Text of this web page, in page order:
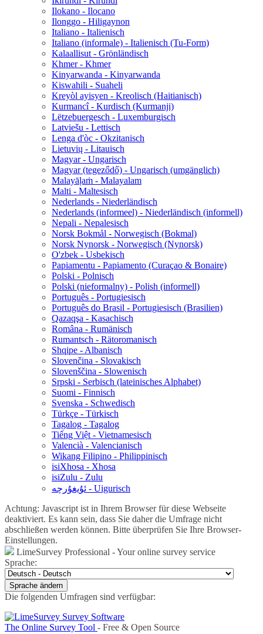
Ilokano - Ilocano
Ilonggo - Hiligaynon
Italiano - Italienisch
Italiano (informale) - Italienisch (Tu-Form)
Kalaallisut - Grönländisch
Khmer - Khmer
Kinyarwanda - Kinyarwanda
Kiswahili - Suaheli
Kreyòl ayisyen - Kreolisch (Haitianisch)
Kurmancî - Kurdisch (Kurmanji)
Lëtzebuergesch - Luxemburgisch
Latviešu - Lettisch
Lenga d'òc - Okzitanisch
Lietuvių - Litauisch
Magyar - Ungarisch
Magyar (tegeződő) - Ungarisch (umgänglich)
Malayāḷaṁ - Malayalam
Malti - Maltesisch
Nederlands - Niederländisch
Nederlands (informeel) - Niederländisch (informell)
Nepali - Nepalesisch
Norsk Bokmål - Norwegisch (Bokmal)
Norsk Nynorsk - Norwegisch (Nynorsk)
O'zbek - Usbekisch
Papiamentu - Papiamento (Curaçao & Bonaire)
Polski - Polnisch
Polski (nieformalny) - Polish (informell)
Português - Portugiesisch
Português do Brasil - Portugiesisch (Brasilien)
Qazaqşa - Kasachisch
Româna - Rumänisch
Rumantsch - Rätoromanisch
Shqipe - Albanisch
Slovenčina - Slovakisch
Slovenščina - Slowenisch
Srpski - Serbisch (lateinisches Alphabet)
Suomi - Finnisch
Svenska - Schwedisch
Türkçe - Türkisch
Tagalog - Tagalog
Tiếng Việt - Vietnamesisch
Valencià - Valencianisch
Wikang Filipino - Philippinisch
isiXhosa - Xhosa
isiZulu - Zulu
ئۇيغۇرچە - Uigurisch
Achtung: Javascript ist in Ihrem Browser für diese Webseite
deaktiviert. Es kann sein, dass Sie daher die Umfrage nicht
abschließen werden können. Bitte überprüfen Sie Ihre Browser-
Einstellungen.
LimeSurvey Professional - Your online survey service
Sprache:
Sprache ändern
Die folgenden Umfragen sind verfügbar:
The Online Survey Tool - Free & Open Source